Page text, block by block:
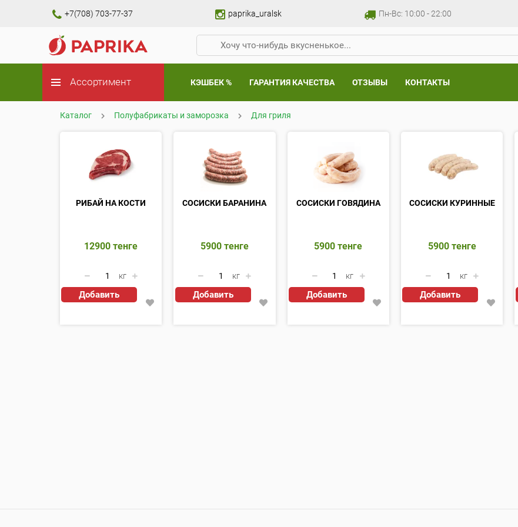
+7(708) 703-77-37 paprika_uralsk Пн-Вс: 10:00 - 22:00
Ассортимент КЭШБЕК % ГАРАНТИЯ КАЧЕСТВА ОТЗЫВЫ КОНТАКТЫ
Каталог Полуфабрикаты и заморозка Для гриля
РИБАЙ НА КОСТИ
12900тенге
кг
Добавить
СОСИСКИ БАРАНИНА
5900 тенге
кг
Добавить
СОСИСКИ ГОВЯДИНА
5900тенге
кг
Добавить
СОСИСКИ КУРИННЫЕ
5900 тенге
кг
Добавить